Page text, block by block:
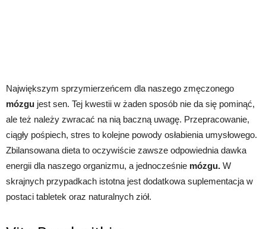
Największym sprzymierzeńcem dla naszego zmęczonego
mózgu jest sen. Tej kwestii w żaden sposób nie da się pominąć,
ale też należy zwracać na nią baczną uwagę. Przepracowanie,
ciągły pośpiech, stres to kolejne powody osłabienia umysłowego.
Zbilansowana dieta to oczywiście zawsze odpowiednia dawka
energii dla naszego organizmu, a jednocześnie mózgu. W
skrajnych przypadkach istotna jest dodatkowa suplementacja w
postaci tabletek oraz naturalnych ziół.